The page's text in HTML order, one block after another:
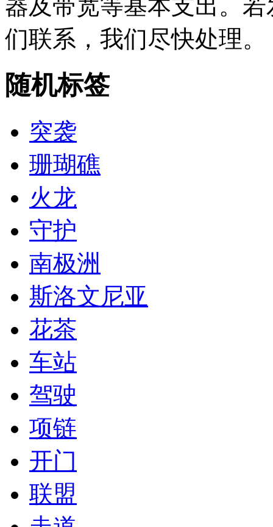
器及带宽等基本支出。
们联系，我们尽快处理。
随机标签
突袭
珊瑚礁
火龙
守护
南极洲
斯洛文尼亚
花茶
车站
驾驶
项链
开门
联盟